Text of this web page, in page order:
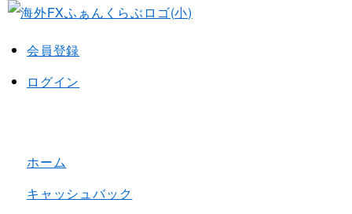
会員登録
ログイン
ホーム
キャッシュバック